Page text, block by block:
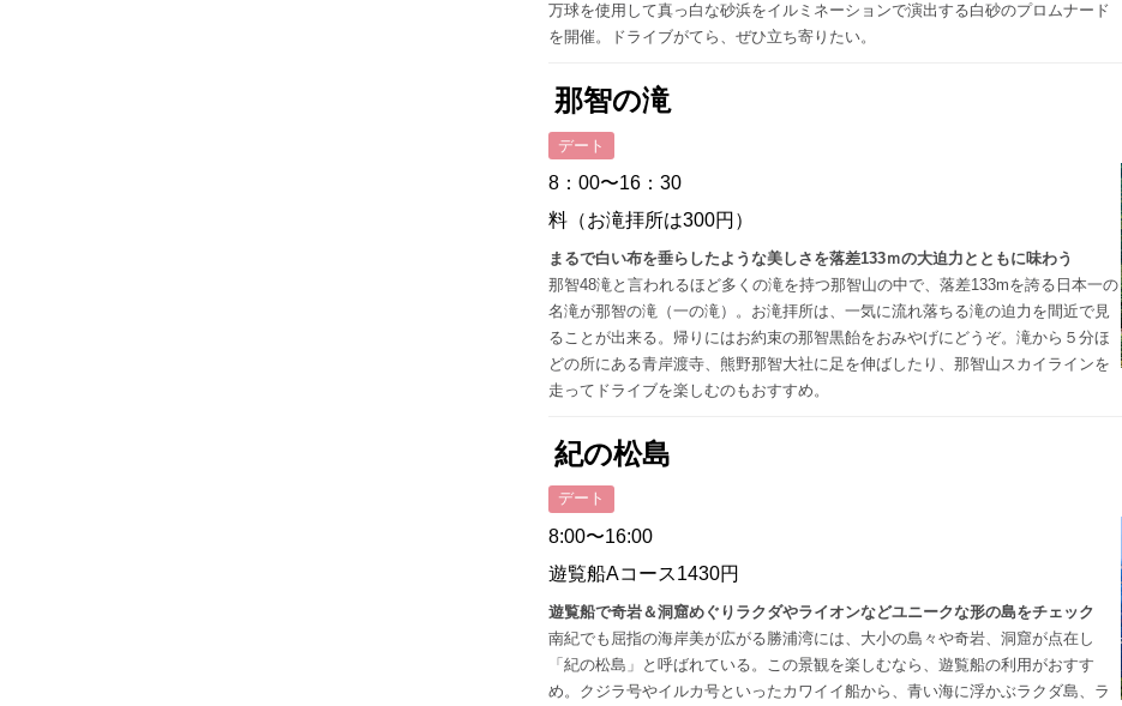
万球を使用して真っ白な砂浜をイルミネーションで演出する白砂のプロムナード
を開催。ドライブがてら、ぜひ立ち寄りたい。
那智の滝
デート
8：00〜16：30
料（お滝拝所は300円）
まるで白い布を垂らしたような美しさを落差133ｍの大迫力とともに味わう
那智48滝と言われるほど多くの滝を持つ那智山の中で、落差133mを誇る日本一の
名滝が那智の滝（一の滝）。お滝拝所は、一気に流れ落ちる滝の迫力を間近で見
ることが出来る。帰りにはお約束の那智黒飴をおみやげにどうぞ。滝から５分ほ
どの所にある青岸渡寺、熊野那智大社に足を伸ばしたり、那智山スカイラインを
走ってドライブを楽しむのもおすすめ。
紀の松島
デート
8:00〜16:00
遊覧船Aコース1430円
遊覧船で奇岩＆洞窟めぐりラクダやライオンなどユニークな形の島をチェック
南紀でも屈指の海岸美が広がる勝浦湾には、大小の島々や奇岩、洞窟が点在し
「紀の松島」と呼ばれている。この景観を楽しむなら、遊覧船の利用がおすす
め。クジラ号やイルカ号といったカワイイ船から、青い海に浮かぶラクダ島、ラ